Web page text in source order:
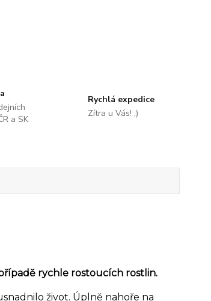
a SK
Rychlá expedice
Zítra u Vás! ;)
rychle rostoucích rostlin.
život. Úplně nahoře na